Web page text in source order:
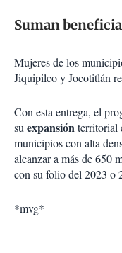
Suman
Mujeres de los
Jiquipilco y Jocotitlán
Con esta entrega, el
suexpansiónterritorial
municipios con alta
alcanzar a más de 650
con su folio del 2023 o
*mvg*